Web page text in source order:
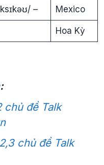
– Mexico
Hoa Kỳ
chủ đề Talk
chủ đề Talk